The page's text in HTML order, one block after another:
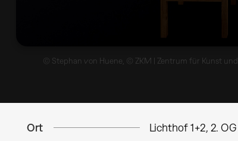
© Stephan von Huene, © ZKM | Zentrum für Kunst
Ort Lichthof 1+2, 2. OG